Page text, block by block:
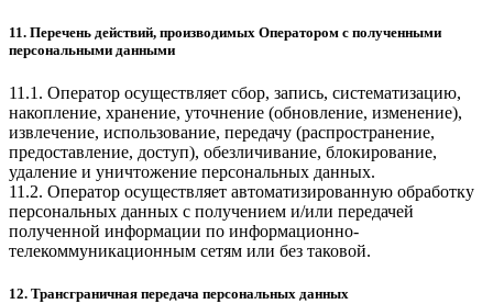
11. Перечень действий, производимых Оператором с полученными
персональными данными
11.1. Оператор осуществляет сбор, запись, систематизацию,
накопление, хранение, уточнение (обновление, изменение),
извлечение, использование, передачу (распространение,
предоставление, доступ), обезличивание, блокирование,
удаление и уничтожение персональных данных.
11.2. Оператор осуществляет автоматизированную обработку
персональных данных с получением и/или передачей
полученной информации по информационно-
телекоммуникационным сетям или без таковой.
12. Трансграничная передача персональных данных